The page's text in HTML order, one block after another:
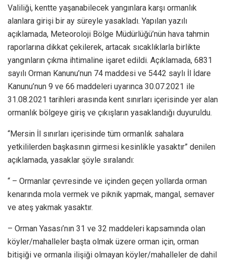
Valiliği, kentte yaşanabilecek yangınlara karşı ormanlık
alanlara girişi bir ay süreyle yasakladı. Yapılan yazılı
açıklamada, Meteoroloji Bölge Müdürlüğü’nün hava tahmin
raporlarına dikkat çekilerek, artacak sıcaklıklarla birlikte
yangınların çıkma ihtimaline işaret edildi. Açıklamada, 6831
sayılı Orman Kanunu’nun 74 maddesi ve 5442 saylı İl İdare
Kanunu’nun 9 ve 66 maddeleri uyarınca 30.07.2021 ile
31.08.2021 tarihleri arasında kent sınırları içerisinde yer alan
ormanlık bölgeye giriş ve çıkışların yasaklandığı duyuruldu.
“Mersin İl sınırları içerisinde tüm ormanlık sahalara
yetkililerden başkasının girmesi kesinlikle yasaktır” denilen
açıklamada, yasaklar şöyle sıralandı:
“ – Ormanlar çevresinde ve içinden geçen yollarda orman
kenarında mola vermek ve piknik yapmak, mangal, semaver
ve ateş yakmak yasaktır.
– Orman Yasası’nın 31 ve 32 maddeleri kapsamında olan
köyler/mahalleler başta olmak üzere orman için, orman
bitişiği ve ormanla ilişiği olmayan köyler/mahalleler de dahil